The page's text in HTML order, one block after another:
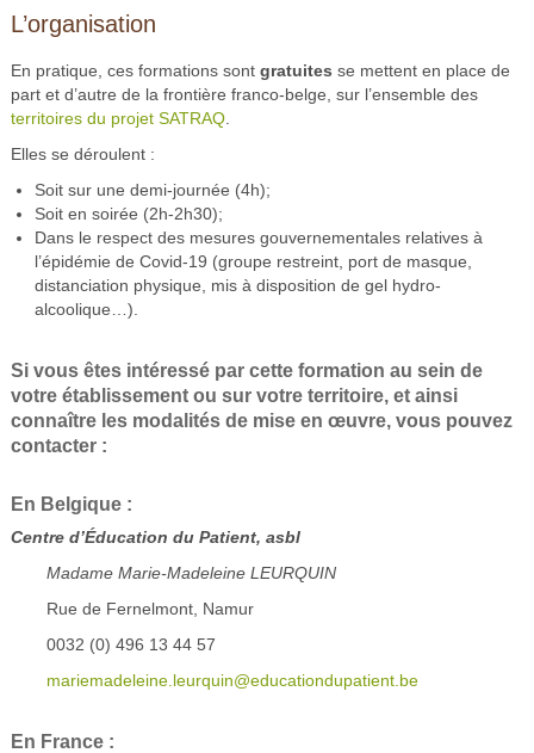
L’organisation
En pratique, ces formations sont gratuites se mettent en place de
part et d’autre de la frontière franco-belge, sur l’ensemble des
territoires du projet SATRAQ.
Elles se déroulent :
Soit sur une demi-journée (4h);
Soit en soirée (2h-2h30);
Dans le respect des mesures gouvernementales relatives à
l’épidémie de Covid-19 (groupe restreint, port de masque,
distanciation physique, mis à disposition de gel hydro-
alcoolique…).
Si vous êtes intéressé par cette formation au sein de
votre établissement ou sur votre territoire, et ainsi
connaître les modalités de mise en œuvre, vous pouvez
contacter :
En Belgique :
Centre d’Éducation du Patient, asbl
Madame Marie-Madeleine LEURQUIN
Rue de Fernelmont, Namur
0032 (0) 496 13 44 57
mariemadeleine.leurquin@educationdupatient.be
En France :